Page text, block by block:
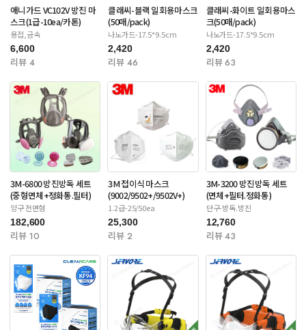
애니가드 VC102V 방진 마
스크(1급-10ea/카톤)
용접,금속
6,600
리뷰 4
클래씨-블랙 일회용마스크
(50매/pack)
나노가드-17.5*9.5cm
2,420
리뷰 46
클래씨-화이트 일회용마스
크(50매/pack)
나노가드-17.5*9.5cm
2,420
리뷰 63
3M-6800 방진방독 세트
(중형면체+정화통.필터)
양구 전면형
182,600
리뷰 10
3M 접이식 마스크
(9002/9502+/9502V+)
1.2급-25/50ea
25,300
리뷰 2
3M-3200 방진방독 세트
(면체+필터.정화통)
단구-방독.방진
12,760
리뷰 43